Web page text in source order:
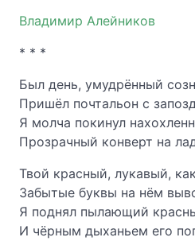
Владимир Алейников
* * *
Был день, умудрённый
Пришёл почтальон с
Я молча покинул
Прозрачный конверт на
Твой красный, лукавый,
Забытые буквы на нём
Я поднял пылающий
И чёрным дыханьем его